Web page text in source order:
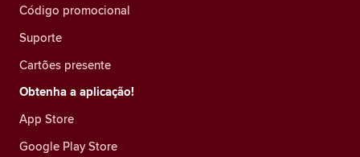
Código promocional
Suporte
Cartões presente
Obtenha a aplicação!
App Store
Google Play Store